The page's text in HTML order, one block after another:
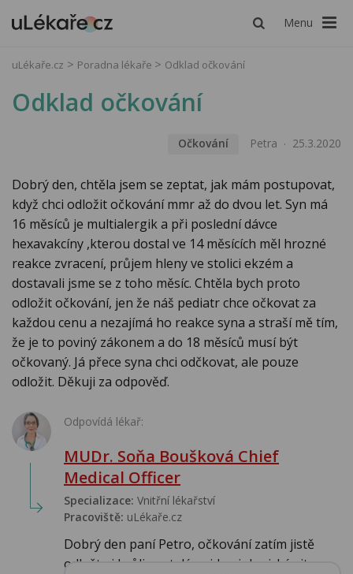
Menu
uLékaře.cz Poradna lékaře Odklad očkování
Odklad očkování
Očkování Petra 25.3.2020
Dobrý den, chtěla jsem se zeptat, jak mám postupovat,
když chci odložit očkování mmr až do dvou let. Syn má
16 měsíců je multialergik a při poslední dávce
hexavakcíny ,kterou dostal ve 14 měsících měl hrozné
reakce zvracení, průjem hleny ve stolici ekzém a
dostavali jsme se z toho měsíc. Chtěla bych proto
odložit očkování, jen že náš pediatr chce očkovat za
každou cenu a nezajímá ho reakce syna a straší mě tím,
že je to poviný zákonem a do 18 měsíců musí být
očkovaný. Já přece syna chci odčkovat, ale pouze
odložit. Děkuji za odpověď.
Odpovídá lékař:
MUDr. Soňa Boušková Chief
Medical Officer
Specializace: Vnitřní lékařství
Pracoviště: uLékaře.cz
Dobrý den paní Petro, očkování zatím jistě
odložte i kvůli nastalé epidemiologické situac...